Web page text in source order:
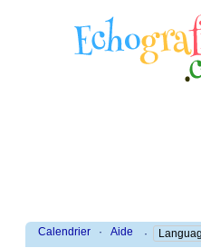
Calendrier · Aide ·